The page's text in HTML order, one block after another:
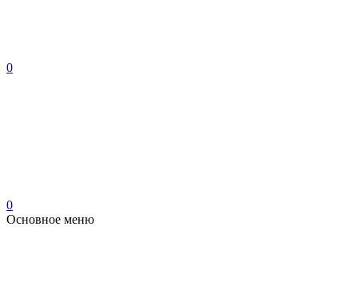
0
0
Основное меню